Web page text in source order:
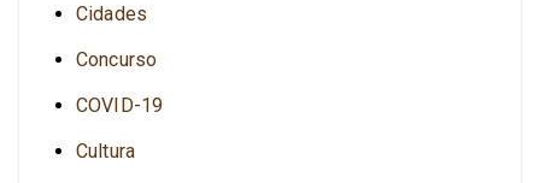
Cidades
Concurso
COVID-19
Cultura